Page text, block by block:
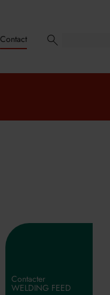
Contact
Contacter
WELDING FEED